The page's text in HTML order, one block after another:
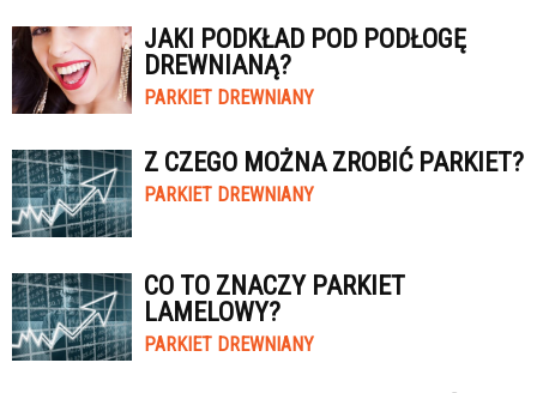
JAKI PODKŁAD POD PODŁOGĘ
DREWNIANĄ?
PARKIET DREWNIANY
Z CZEGO MOŻNA ZROBIĆ PARKIET?
PARKIET DREWNIANY
CO TO ZNACZY PARKIET
LAMELOWY?
PARKIET DREWNIANY